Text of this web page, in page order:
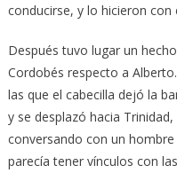
conducirse, y lo hicieron
Después tuvo lugar un
Cordobés respecto a
las que el cabecilla dejó la
y se desplazó hacia
conversando con un
parecía tener vínculos con